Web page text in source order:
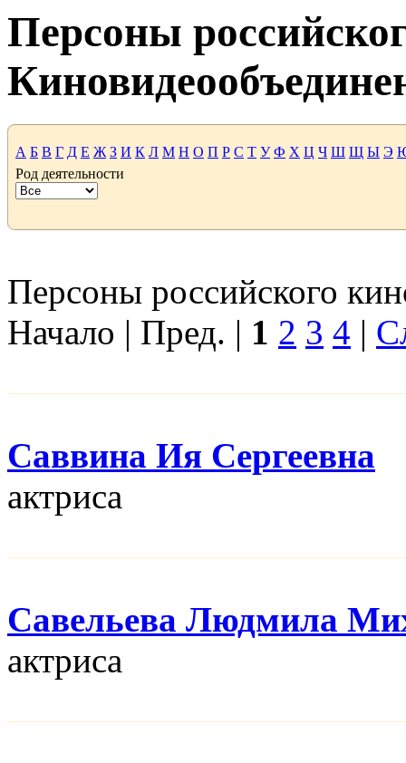
Персоны
А Б В Г Д Е Ж З И К Л М Н О П Р С Т У Ф Х Ц Ч Ш Щ Ы Э
Род деятельности
Персоны российского
Начало | Пред. | 1 2 3 4 |
Саввина Ия Сергеевна
актриса
Савельева Людмила
актриса